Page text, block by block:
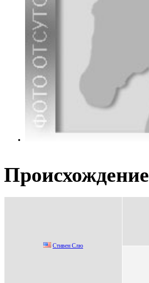
Происхождение
Стивeн Слю